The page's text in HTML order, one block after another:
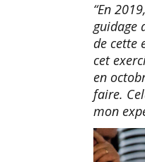
“En
guidage
de cette
cet
en
faire.
mon